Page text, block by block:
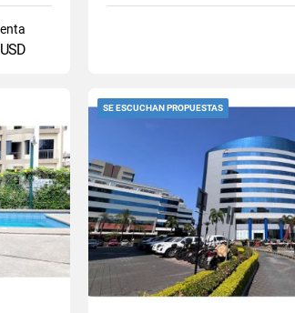
USD
SE ESCUCHAN PROPUESTAS